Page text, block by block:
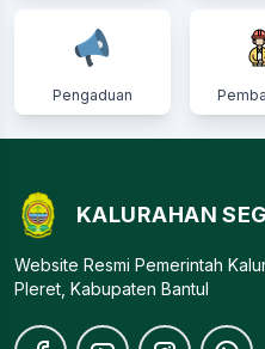
Pengaduan
KALURAHAN
Website Resmi Pemerintah
Pleret, Kabupaten Bantul